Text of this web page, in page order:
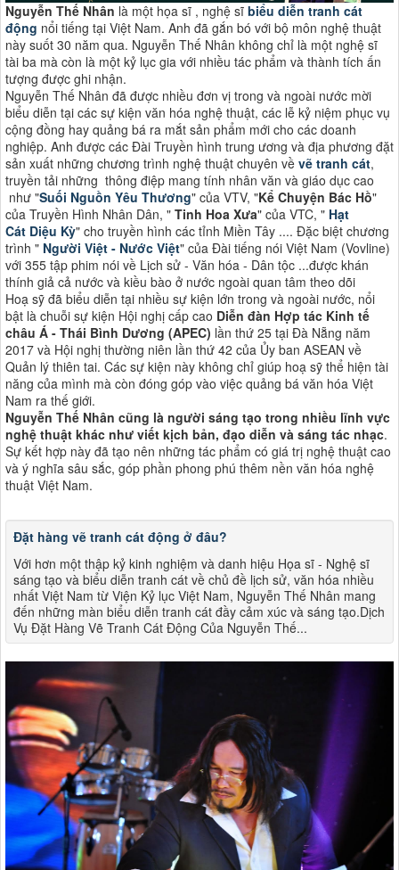
Nguyễn Thế Nhân là một họa sĩ , nghệ sĩ biểu diễn tranh cát
động nổi tiếng tại Việt Nam. Anh đã gắn bó với bộ môn nghệ thuật
này suốt 30 năm qua. Nguyễn Thế Nhân không chỉ là một nghệ sĩ
tài ba mà còn là một kỷ lục gia với nhiều tác phẩm và thành tích ấn
tượng được ghi nhận.
Nguyễn Thế Nhân đã được nhiều đơn vị trong và ngoài nước mời
biểu diễn tại các sự kiện văn hóa nghệ thuật, các lễ kỷ niệm phục vụ
cộng đồng hay quảng bá ra mắt sản phẩm mới cho các doanh
nghiệp. Anh được các Đài Truyền hình trung ương và địa phương đặt
sản xuất những chương trình nghệ thuật chuyên về vẽ tranh cát,
truyền tải những thông điệp mang tính nhân văn và giáo dục cao
như "Suối Nguồn Yêu Thương" của VTV, "Kể Chuyện Bác Hồ"
của Truyền Hình Nhân Dân, " Tinh Hoa Xưa" của VTC, " Hạt
Cát Diệu Kỳ" cho truyền hình các tỉnh Miền Tây .... Đặc biệt chương
trình " Người Việt - Nước Việt" của Đài tiếng nói Việt Nam (Vovline)
với 355 tập phim nói về Lịch sử - Văn hóa - Dân tộc ...được khán
thính giả cả nước và kiều bào ở nước ngoài quan tâm theo dõi
Hoạ sỹ đã biểu diễn tại nhiều sự kiện lớn trong và ngoài nước, nổi
bật là chuỗi sự kiện Hội nghị cấp cao Diễn đàn Hợp tác Kinh tế
châu Á - Thái Bình Dương (APEC) lần thứ 25 tại Đà Nẵng năm
2017 và Hội nghị thường niên lần thứ 42 của Ủy ban ASEAN về
Quản lý thiên tai. Các sự kiện này không chỉ giúp hoạ sỹ thể hiện tài
năng của mình mà còn đóng góp vào việc quảng bá văn hóa Việt
Nam ra thế giới​​.
Nguyễn Thế Nhân cũng là người sáng tạo trong nhiều lĩnh vực
nghệ thuật khác như viết kịch bản, đạo diễn và sáng tác nhạc.
Sự kết hợp này đã tạo nên những tác phẩm có giá trị nghệ thuật cao
và ý nghĩa sâu sắc, góp phần phong phú thêm nền văn hóa nghệ
thuật Việt Nam​​.
Đặt hàng vẽ tranh cát động ở đâu?
Với hơn một thập kỷ kinh nghiệm và danh hiệu Họa sĩ - Nghệ sĩ
sáng tạo và biểu diễn tranh cát về chủ đề lịch sử, văn hóa nhiều
nhất Việt Nam từ Viện Kỷ lục Việt Nam, Nguyễn Thế Nhân mang
đến những màn biểu diễn tranh cát đầy cảm xúc và sáng tạo.Dịch
Vụ Đặt Hàng Vẽ Tranh Cát Động Của Nguyễn Thế...